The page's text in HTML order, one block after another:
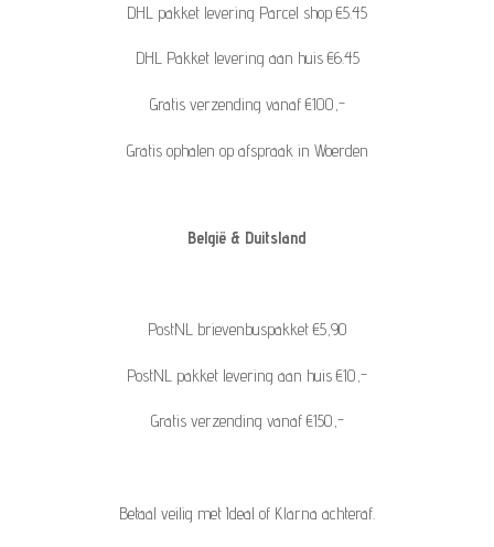
DHL pakket levering Parcel shop €5.45
DHL Pakket levering aan huis €6.45
Gratis verzending vanaf €100,-
Gratis ophalen op afspraak in Woerden
België & Duitsland
PostNL brievenbuspakket €5,90
PostNL pakket levering aan huis €10,-
Gratis verzending vanaf €150,-
Betaal veilig met Ideal of Klarna achteraf.